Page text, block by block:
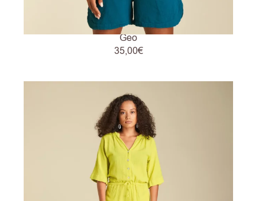
Geo
35,00€